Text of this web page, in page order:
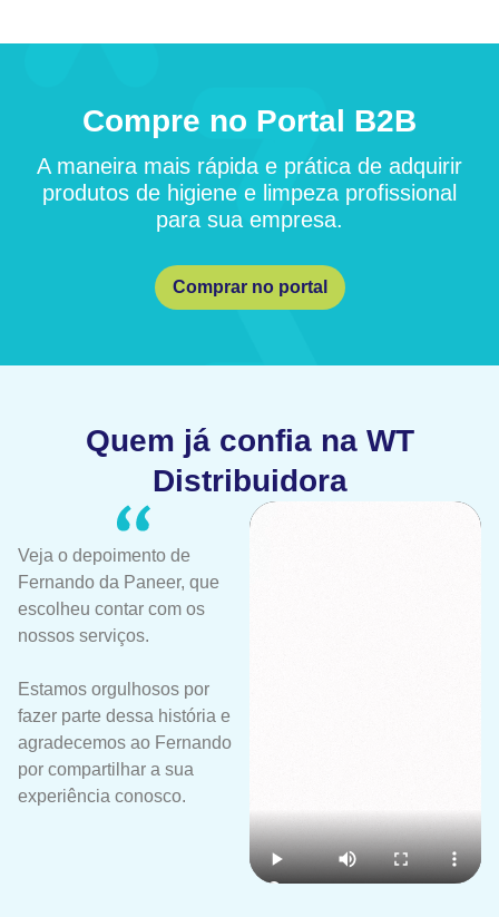
Compre no Portal B2B
A maneira mais rápida e prática de adquirir
produtos de higiene e limpeza profissional
para sua empresa.
Comprar no portal
Quem já confia na WT
Distribuidora
Veja o depoimento de
Fernando da Paneer, que
escolheu contar com os
nossos serviços.
Estamos orgulhosos por
fazer parte dessa história e
agradecemos ao Fernando
por compartilhar a sua
experiência conosco.